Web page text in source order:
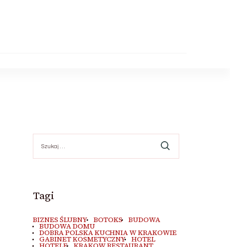
Tagi
BIZNES ŚLUBNY BOTOKS BUDOWA
BUDOWA DOMU
DOBRA POLSKA KUCHNIA W KRAKOWIE
GABINET KOSMETYCZNY HOTEL